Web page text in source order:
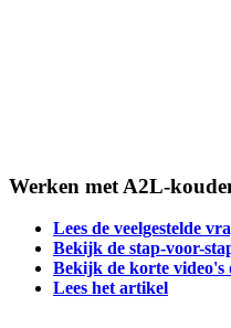
Werken met A2L-
Lees de veelgestelde
Bekijk de stap-voor-
Bekijk de korte video's
Lees het artikel